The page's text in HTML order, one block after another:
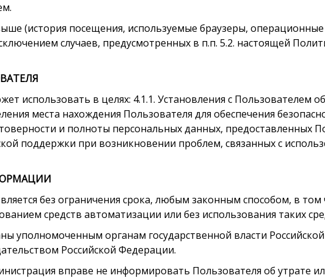
(история посещения, используемые браузеры, операционные
случаев, предусмотренных в п.п. 5.2. настоящей
использовать в целях: 4.1.1. Установления с Пользователем
места нахождения Пользователя для обеспечения
и полноты персональных данных, предоставленных
поддержки при возникновении проблем, связанных с
без ограничения срока, любым законным способом, в том
средств автоматизации или без использования таких
уполномоченным органам государственной власти
Российской Федерации.
вправе не информировать Пользователя об утрате